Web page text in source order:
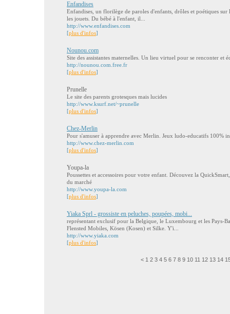
Enfandises
Enfandises, un florilège de paroles d'enfants, drôles et poétiques
les jouets. Du bébé à l'enfant, il...
http://www.enfandises.com
[plus d'infos]
Nounou.com
Site des assistantes maternelles. Un lieu virtuel pour se renconter et
http://nounou.com.free.fr
[plus d'infos]
Prunelle
Le site des parents grotesques mais lucides
http://www.ksurf.net/~prunelle
[plus d'infos]
Chez-Merlin
Pour s'amuser à apprendre avec Merlin. Jeux ludo-educatifs 100%
http://www.chez-merlin.com
[plus d'infos]
Youpa-la
Poussettes et accessoires pour votre enfant. Découvez la
du marché
http://www.youpa-la.com
[plus d'infos]
Yiaka Sprl - grossiste en peluches, poupées, mobi...
représentant exclusif pour la Belgique, le Luxembourg et les Pays-
Flensted Mobiles, Kösen (Kosen) et Silke. Y'i...
http://www.yiaka.com
[plus d'infos]
< 1 2 3 4 5 6 7 8 9 10 11 12 13 14